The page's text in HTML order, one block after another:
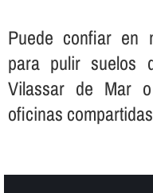
Puede confiar en
para pulir suelos
Vilassar de Mar
oficinas